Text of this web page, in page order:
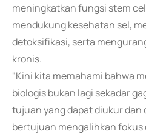
meningkatkan fungsi stem
mendukung kesehatan sel,
detoksifikasi, serta
kronis.
"Kini kita memahami bahwa
biologis bukan lagi sekadar
tujuan yang dapat diukur dan
bertujuan mengalihkan